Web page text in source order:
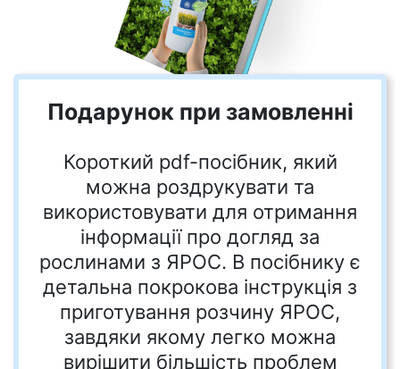
Подарунок при замовленні
Короткий pdf-посібник, який
можна роздрукувати та
використовувати для отримання
інформації про догляд за
рослинами з ЯРОС. В посібнику є
детальна покрокова інструкція з
приготування розчину ЯРОС,
завдяки якому легко можна
вирішити більшість проблем